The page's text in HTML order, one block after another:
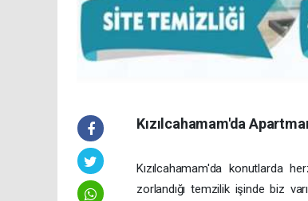
Kızılcahamam'da
Kızılcahamam'da konutlarda
zorlandığı temzilik işinde biz